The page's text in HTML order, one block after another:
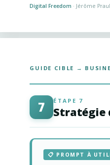
Digital Freedom · Jérôme
GUIDE CIBLE →
7 ÉTAPE 7
Stratégie
📋 PROMPT À